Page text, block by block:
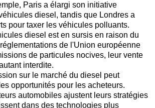
Paris a élargi son initiative
diesel, tandis que Londres a
pour taxer les véhicules polluants.
diesel est en sursis en raison du
de l'Union européenne
de particules nocives, leur vente
interdite.
sur le marché du diesel peut
opportunités pour les acheteurs.
automobiles ajustent leurs stratégies
dans des technologies plus